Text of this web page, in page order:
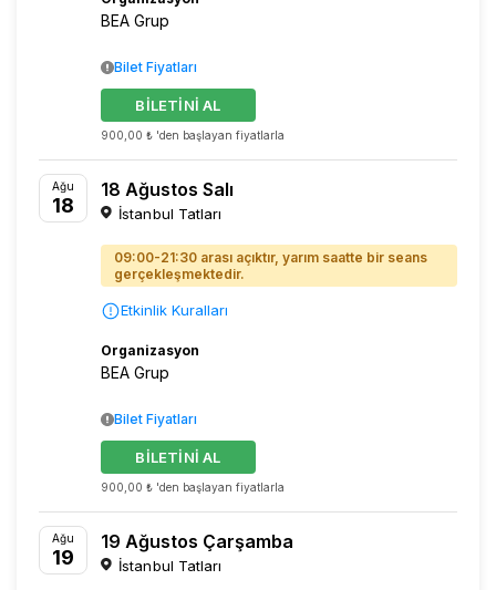
BEA Grup
900,00 ₺ 'den başlayan fiyatlarla
BİLETİNİ AL
Bilet Fiyatları
Ağu
18
18 Ağustos Salı
İstanbul Tatları
09:00-21:30 arası açıktır, yarım saatte bir seans
gerçekleşmektedir.
Etkinlik Kuralları
Organizasyon
BEA Grup
900,00 ₺ 'den başlayan fiyatlarla
BİLETİNİ AL
Bilet Fiyatları
Ağu
19
19 Ağustos Çarşamba
İstanbul Tatları